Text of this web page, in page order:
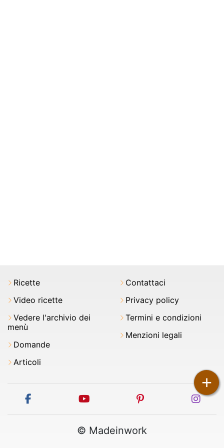
+
Ricette
Video ricette
Vedere l'archivio dei
menù
Domande
Articoli
Contattaci
Privacy policy
Termini e condizioni
Menzioni legali
facebook youtube pinterest
© Madeinwork